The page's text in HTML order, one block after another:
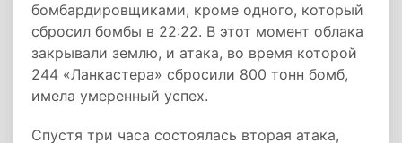
бомбардировщиками, кроме одного, который
сбросил бомбы в 22:22. В этот момент облака
закрывали землю, и атака, во время которой
244 «Ланкастера» сбросили 800 тонн бомб,
имела умеренный успех.
Спустя три часа состоялась вторая атака,